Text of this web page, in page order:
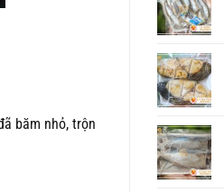
băm nhỏ, trộn